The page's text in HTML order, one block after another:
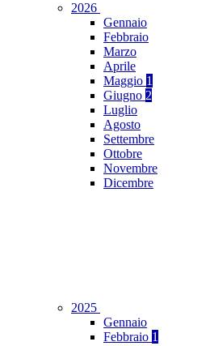
2026
Gennaio
Febbraio
Marzo
Aprile
Maggio 1
Giugno 2
Luglio
Agosto
Settembre
Ottobre
Novembre
Dicembre
2025
Gennaio
Febbraio 1